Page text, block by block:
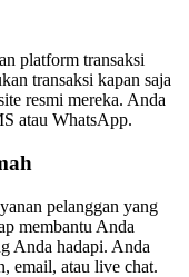
platform transaksi
transaksi kapan saja
resmi mereka. Anda
atau WhatsApp.
pelanggan yang
membantu Anda
Anda hadapi. Anda
email, atau live chat.